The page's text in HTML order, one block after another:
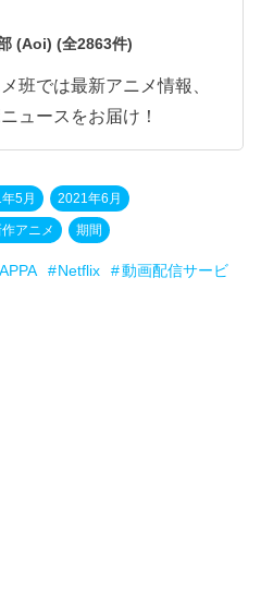
(Aoi)(全2863件)
班では最新アニメ情報、
ュースをお届け！
5月 2021年6月
アニメ 期間
Netflix
動画配信サービ